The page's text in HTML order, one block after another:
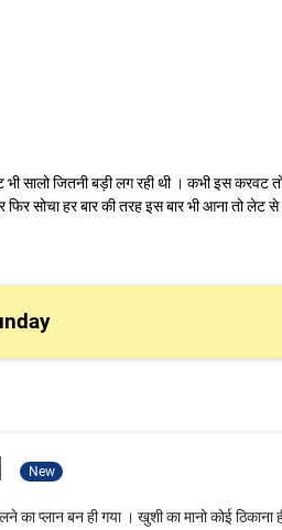
भी सालो जितनी बड़ी लग रही थी । कभी इस करवट
सोचा हर बार की तरह इस बार भी आना तो लेट से
New
का प्लान बन ही गया । खुशी का मानो कोई ठिकाना